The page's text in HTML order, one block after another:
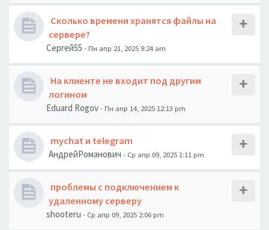
Сколько времени хранятся файлы на
сервере?
Сергей55 - Пн апр 21, 2025 9:24 am
На клиенте не входит под другим
логином
Eduard Rogov- Пн апр 14, 2025 12:13 pm
mychat и telegram
АндрейРоманович - Ср апр 09, 2025 1:11 pm
проблемы с подключением к
удаленному серверу
shooteru - Ср апр 09, 2025 2:06 pm